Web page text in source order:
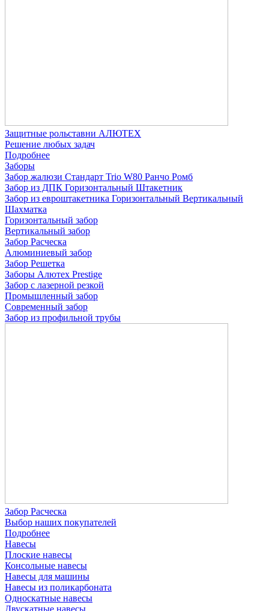
Защитные рольставни АЛЮТЕХ
Решение любых задач
Подробнее
Заборы
Забор жалюзи Стандарт Trio W80 Ранчо Ромб
Забор из ДПК Горизонтальный Штакетник
Забор из евроштакетника Горизонтальный Вертикальный
Шахматка
Горизонтальный забор
Вертикальный забор
Забор Расческа
Алюминиевый забор
Забор Решетка
Заборы Алютех Prestige
Забор с лазерной резкой
Промышленный забор
Современный забор
Забор из профильной трубы
Забор Расческа
Выбор наших покупателей
Подробнее
Навесы
Плоские навесы
Консольные навесы
Навесы для машины
Навесы из поликарбоната
Односкатные навесы
Двускатные навесы